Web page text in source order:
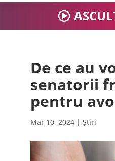
De ce au
senatorii
pentru
Mar 10, 2024| Știri